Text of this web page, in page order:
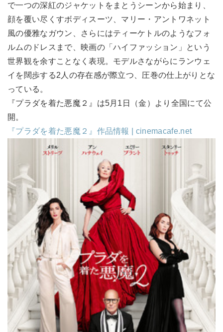
で一つの深紅のジャケットをまとうシーンから始まり、
顔を覆い尽くすボディスーツ、マリー・アントワネット
風の優雅なガウン、さらにはティーケトルのようなフォ
ルムのドレスまで、映画の「ハイファッション」という
世界観を余すことなく表現。モデルさながらにランウェ
イを闊歩する2人の存在感が際立つ、圧巻の仕上がりとな
っている。
『プラダを着た悪魔２』は5月1日（金）より全国にて公
開。
『プラダを着た悪魔２』作品情報 | cinemacafe.net